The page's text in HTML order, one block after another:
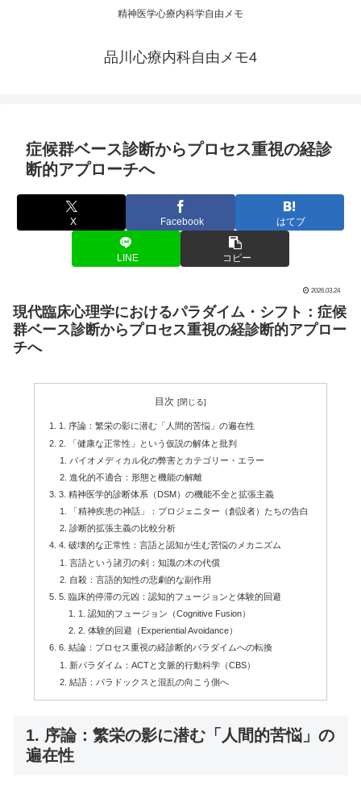
精神医学心療内科学自由メモ
品川心療内科自由メモ4
症候群ベース診断からプロセス重視の経診
断的アプローチへ
X Facebook はてブ
LINE コピー
2026.03.24
現代臨床心理学におけるパラダイム・シフト：症候
群ベース診断からプロセス重視の経診断的アプロー
チへ
目次
1. 序論：繁栄の影に潜む「人間的苦悩」の遍在性
2. 「健康な正常性」という仮説の解体と批判
バイオメディカル化の弊害とカテゴリー・エラー
進化的不適合：形態と機能の解離
3. 精神医学的診断体系（DSM）の機能不全と拡張主義
「精神疾患の神話」：プロジェニター（創設者）たちの告白
診断的拡張主義の比較分析
4. 破壊的な正常性：言語と認知が生む苦悩のメカニズム
言語という諸刃の剣：知識の木の代償
自殺：言語的知性の悲劇的な副作用
5. 臨床的停滞の元凶：認知的フュージョンと体験的回避
1. 認知的フュージョン（Cognitive Fusion）
2. 体験的回避（Experiential Avoidance）
6. 結論：プロセス重視の経診断的パラダイムへの転換
新パラダイム：ACTと文脈的行動科学（CBS）
結語：パラドックスと混乱の向こう側へ
1. 序論：繁栄の影に潜む「人間的苦悩」の
遍在性